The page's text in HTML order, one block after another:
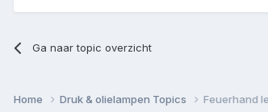
Ga naar topic overzicht
Home Druk & olielampen Topics Feuerhand